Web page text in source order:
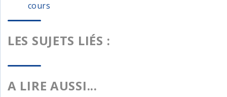
cours
LES SUJETS LIÉS :
A LIRE AUSSI...